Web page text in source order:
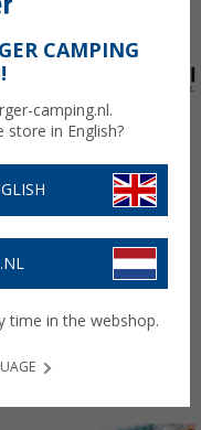
2,5 liter
CAMPING
camping.nl.
in English?
time in the webshop.